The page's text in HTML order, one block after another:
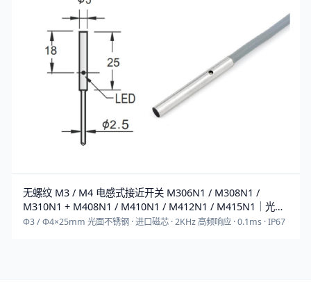
无螺纹 M3 / M4 电感式接近开关 M306N1 / M308N1 /
M310N1 + M408N1 / M410N1 / M412N1 / M415N1｜光面
不锈钢 2KHz 高频
Φ3 / Φ4×25mm 光面不锈钢 · 进口磁芯 · 2KHz 高频响应 · 0.1ms · IP67